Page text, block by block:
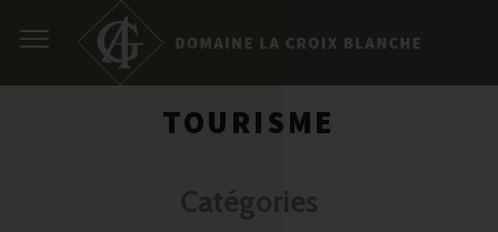
TOURISME